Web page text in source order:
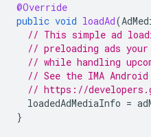
@Override
public void loadAd(
// This simple ad
// preloading ads
// while handling
// See the IMA
// https://
loadedAdMediaInfo
=